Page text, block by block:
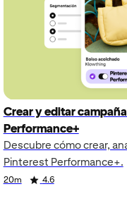
Crear y editar
Performance+
Descubre cómo crear,
Pinterest Performance+.
20m 4.6